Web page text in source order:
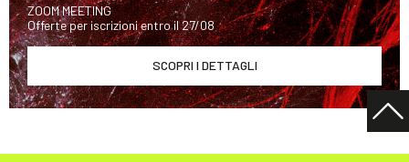
ZOOM MEETING
Offerte per iscrizioni entro il 27/08
SCOPRI I DETTAGLI